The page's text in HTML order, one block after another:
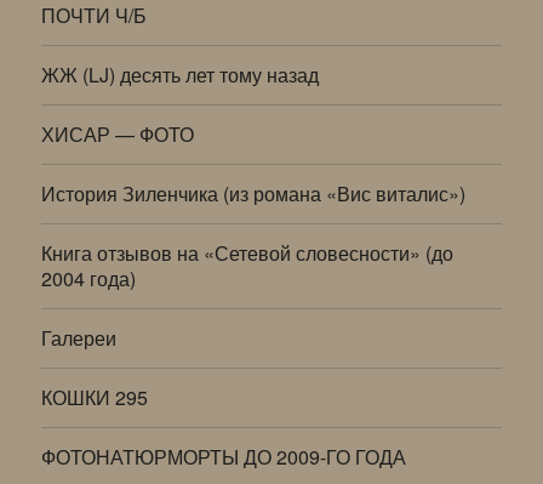
ПОЧТИ Ч/Б
ЖЖ (LJ) десять лет тому назад
ХИСАР — ФОТО
История Зиленчика (из романа «Вис виталис»)
Книга отзывов на «Сетевой словесности» (до
2004 года)
Галереи
КОШКИ 295
ФОТОНАТЮРМОРТЫ ДО 2009-ГО ГОДА